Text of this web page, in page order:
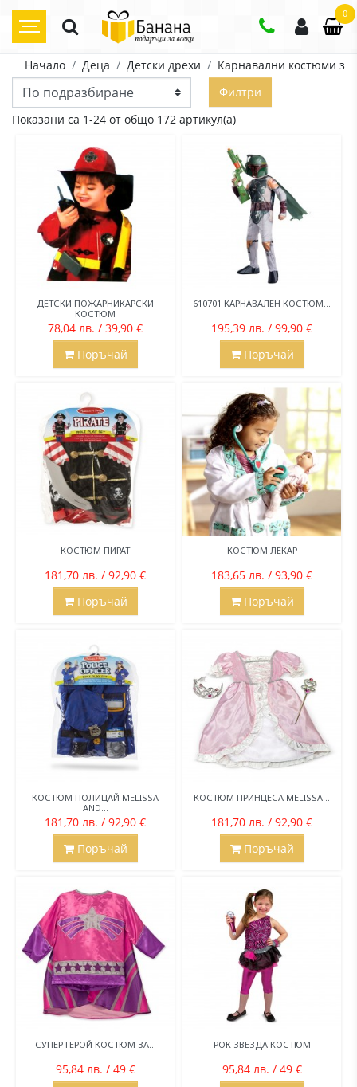
0
Начало Деца Детски дрехи
Карнавални костюми за
Филтри
Показани са 1-24 от общо 172 артикул(а)
ДЕТСКИ ПОЖАРНИКАРСКИ
КОСТЮМ
78,04 лв. / 39,90 €
Поръчай
610701 КАРНАВАЛЕН КОСТЮМ...
195,39 лв. / 99,90 €
Поръчай
КОСТЮМ ПИРАТ
181,70 лв. / 92,90 €
Поръчай
КОСТЮМ ЛЕКАР
183,65 лв. / 93,90 €
Поръчай
КОСТЮМ ПОЛИЦАЙ MELISSA
AND...
181,70 лв. / 92,90 €
Поръчай
КОСТЮМ ПРИНЦЕСА MELISSA...
181,70 лв. / 92,90 €
Поръчай
СУПЕР ГЕРОЙ КОСТЮМ ЗА...
95,84 лв. / 49 €
РОК ЗВЕЗДА КОСТЮМ
95,84 лв. / 49 €